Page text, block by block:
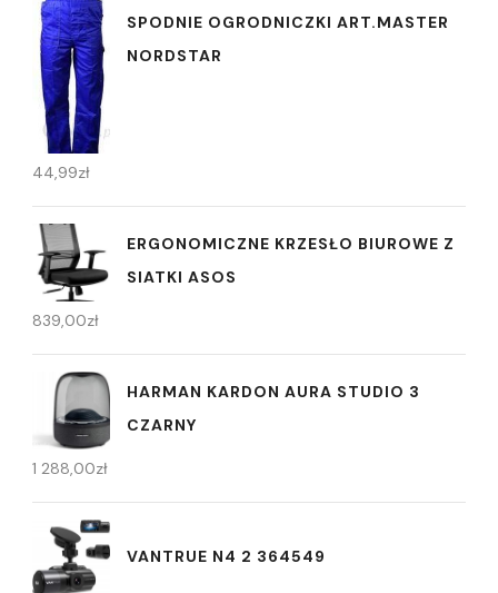
SPODNIE OGRODNICZKI ART.MASTER
NORDSTAR
44,99zł
ERGONOMICZNE KRZESŁO BIUROWE Z
SIATKI ASOS
839,00zł
HARMAN KARDON AURA STUDIO 3
CZARNY
1 288,00zł
VANTRUE N4 2 364549